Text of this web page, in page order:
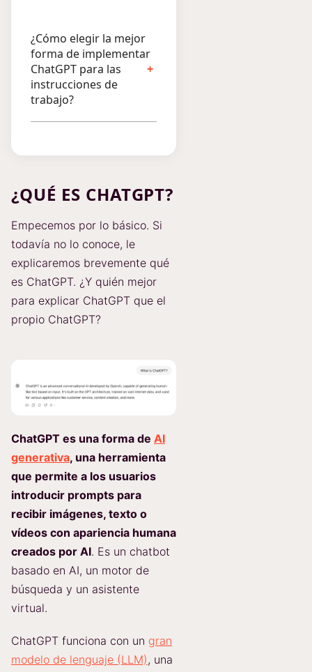
¿Cómo elegir la mejor
forma de implementar
ChatGPT para las
instrucciones de
trabajo?
¿QUÉ ES CHATGPT?
Empecemos por lo básico. Si
todavía no lo conoce, le
explicaremos brevemente qué
es ChatGPT. ¿Y quién mejor
para explicar ChatGPT que el
propio ChatGPT?
ChatGPT es una forma de AI
generativa, una herramienta
que permite a los usuarios
introducir prompts para
recibir imágenes, texto o
vídeos con apariencia humana
creados por AI. Es un chatbot
basado en AI, un motor de
búsqueda y un asistente
virtual.
ChatGPT funciona con un gran
modelo de lenguaje (LLM), una